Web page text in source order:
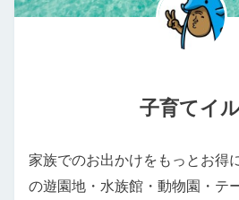
子育てイ
家族でのお出かけをもっとお得
の遊園地・水族館・動物園・テ